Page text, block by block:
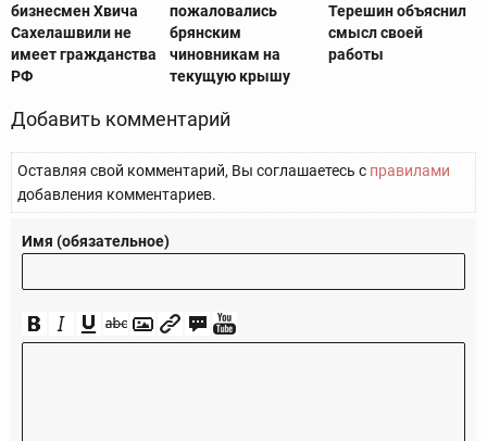
бизнесмен Хвича
Сахелашвили не
имеет гражданства
РФ
пожаловались
брянским
чиновникам на
текущую крышу
Терешин объяснил
смысл своей
работы
Добавить комментарий
Оставляя свой комментарий, Вы соглашаетесь с правилами
добавления комментариев.
Имя (обязательное)